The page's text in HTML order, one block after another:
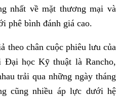
nhất về mặt thương mại và
phê bình đánh giá cao.
theo chân cuộc phiêu lưu của
Đại học Kỹ thuật là Rancho,
trải qua những ngày tháng
cũng nhiều áp lực dưới hệ